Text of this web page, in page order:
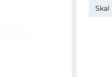
Skal